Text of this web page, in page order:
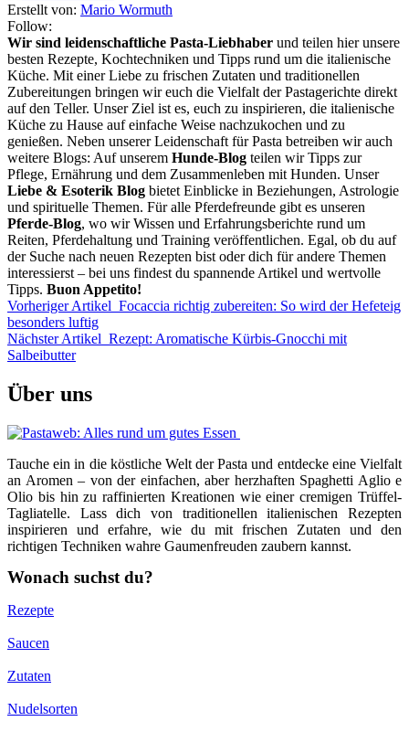
Erstellt von: Mario Wormuth
Follow:
Wir sind leidenschaftliche Pasta-Liebhaber und teilen hier unsere
besten Rezepte, Kochtechniken und Tipps rund um die italienische
Küche. Mit einer Liebe zu frischen Zutaten und traditionellen
Zubereitungen bringen wir euch die Vielfalt der Pastagerichte direkt
auf den Teller. Unser Ziel ist es, euch zu inspirieren, die italienische
Küche zu Hause auf einfache Weise nachzukochen und zu
genießen. Neben unserer Leidenschaft für Pasta betreiben wir auch
weitere Blogs: Auf unserem Hunde-Blog teilen wir Tipps zur
Pflege, Ernährung und dem Zusammenleben mit Hunden. Unser
Liebe & Esoterik Blog bietet Einblicke in Beziehungen, Astrologie
und spirituelle Themen. Für alle Pferdefreunde gibt es unseren
Pferde-Blog, wo wir Wissen und Erfahrungsberichte rund um
Reiten, Pferdehaltung und Training veröffentlichen. Egal, ob du auf
der Suche nach neuen Rezepten bist oder dich für andere Themen
interessierst – bei uns findest du spannende Artikel und wertvolle
Tipps. Buon Appetito!
Vorheriger Artikel Focaccia richtig zubereiten: So wird der Hefeteig
besonders luftig
Nächster Artikel Rezept: Aromatische Kürbis-Gnocchi mit
Salbeibutter
Über uns
Tauche ein in die köstliche Welt der Pasta und entdecke eine Vielfalt
an Aromen – von der einfachen, aber herzhaften Spaghetti Aglio e
Olio bis hin zu raffinierten Kreationen wie einer cremigen Trüffel-
Tagliatelle. Lass dich von traditionellen italienischen Rezepten
inspirieren und erfahre, wie du mit frischen Zutaten und den
richtigen Techniken wahre Gaumenfreuden zaubern kannst.
Wonach suchst du?
Rezepte
Saucen
Zutaten
Nudelsorten